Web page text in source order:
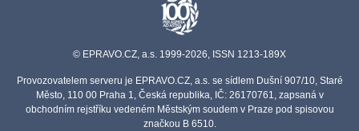
© EPRAVO.CZ, a.s. 1999-2026, ISSN 1213-189X
Provozovatelem serveru je EPRAVO.CZ, a.s. se sídlem Dušní 907/10, Staré
Město, 110 00 Praha 1, Česká republika, IČ: 26170761, zapsaná v
obchodním rejstříku vedeném Městským soudem v Praze pod spisovou
značkou B 6510.